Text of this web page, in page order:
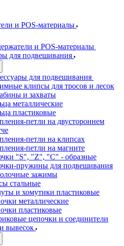
и POS-материалы
и POS-материалы
для подвешивания
для подвешивания
клипсы для тросов и лесок
и захваты
металлические
пластиковые
петли на двустороннем
петли на клипсах
петли на магните
"S", "Z", "C" - образные
пружины для подвешивания
зажимы
стальные
и хомутики пластиковые
металлические
пластиковые
цепочки и соединители
вывесок